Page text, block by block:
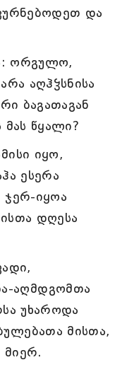
და
ორგულო,
აღჰჴსნისა
ბაგათაგან
წყალი?
იყო,
ესერა
ჯერ-იყოა
დღესა
აღმდგომთა
უხაროდა
მისთა,
მიერ.